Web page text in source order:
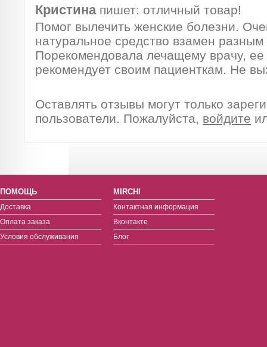
Кристинапишет: отличный товар!
Помог вылечить женские болезни.
натуральное средство взамен
Порекомендовала лечащему врачу, ее
рекомендует своим пациенткам. Не
Оставлять отзывы могут только
пользователи. Пожалуйста, войдите
ПОМОЩЬ
Доставка
Оплата заказа
Условия обслуживания
MIRCHI
Контактная информация
Вконтакте
Блог